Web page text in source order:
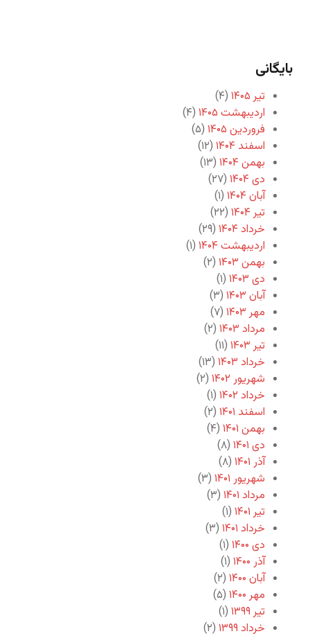
بایگانی
تیر ۱۴۰۵
(۴)
اردیبهشت ۱۴۰۵
(۴)
فروردین ۱۴۰۵
(۵)
اسفند ۱۴۰۴
(۱۲)
بهمن ۱۴۰۴
(۱۳)
دی ۱۴۰۴
(۲۷)
آبان ۱۴۰۴
(۱)
تیر ۱۴۰۴
(۲۲)
خرداد ۱۴۰۴
(۲۹)
اردیبهشت ۱۴۰۴
(۱)
بهمن ۱۴۰۳
(۲)
دی ۱۴۰۳
(۱)
آبان ۱۴۰۳
(۳)
مهر ۱۴۰۳
(۷)
مرداد ۱۴۰۳
(۲)
تیر ۱۴۰۳
(۱۱)
خرداد ۱۴۰۳
(۱۳)
شهریور ۱۴۰۲
(۲)
خرداد ۱۴۰۲
(۱)
اسفند ۱۴۰۱
(۲)
بهمن ۱۴۰۱
(۴)
دی ۱۴۰۱
(۸)
آذر ۱۴۰۱
(۸)
شهریور ۱۴۰۱
(۳)
مرداد ۱۴۰۱
(۳)
تیر ۱۴۰۱
(۱)
خرداد ۱۴۰۱
(۳)
دی ۱۴۰۰
(۱)
آذر ۱۴۰۰
(۱)
آبان ۱۴۰۰
(۲)
مهر ۱۴۰۰
(۵)
تیر ۱۳۹۹
(۱)
خرداد ۱۳۹۹
(۲)